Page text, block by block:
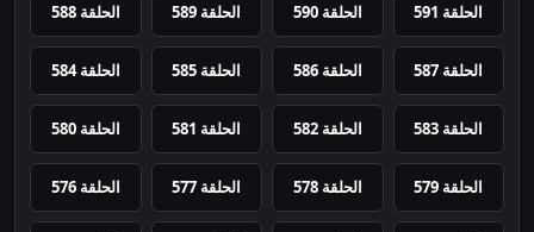
الحلقة 591 الحلقة 590 الحلقة 589 الحلقة 588
الحلقة 587 الحلقة 586 الحلقة 585 الحلقة 584
الحلقة 583 الحلقة 582 الحلقة 581 الحلقة 580
الحلقة 579 الحلقة 578 الحلقة 577 الحلقة 576